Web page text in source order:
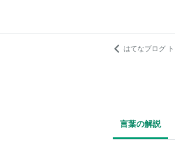
はてなブログ
言葉の解説